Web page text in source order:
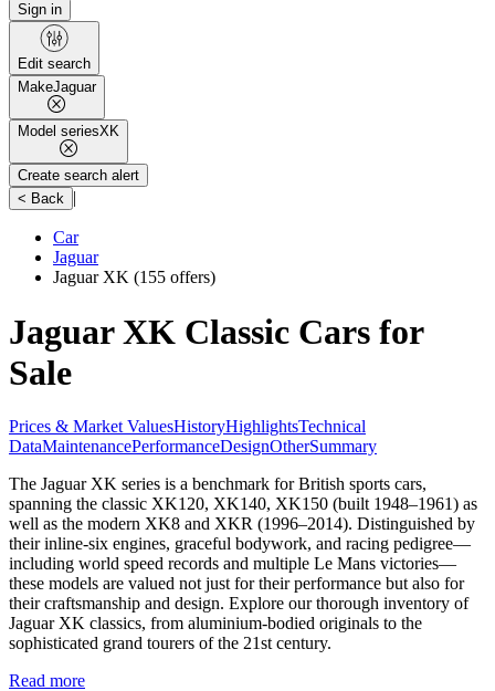
Sign in
Edit search
MakeJaguar
Model seriesXK
Create search alert
< Back |
Car
Jaguar
Jaguar XK (155 offers)
Jaguar XK Classic Cars for
Sale
Prices & Market ValuesHistoryHighlightsTechnical
DataMaintenancePerformanceDesignOtherSummary
The Jaguar XK series is a benchmark for British sports cars,
spanning the classic XK120, XK140, XK150 (built 1948–1961) as
well as the modern XK8 and XKR (1996–2014). Distinguished by
their inline-six engines, graceful bodywork, and racing pedigree—
including world speed records and multiple Le Mans victories—
these models are valued not just for their performance but also for
their craftsmanship and design. Explore our thorough inventory of
Jaguar XK classics, from aluminium-bodied originals to the
sophisticated grand tourers of the 21st century.
Read more